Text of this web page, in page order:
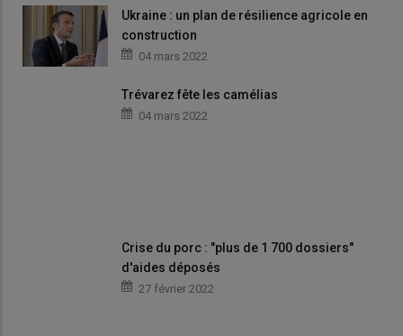
Ukraine : un plan de résilience agricole en
construction
04 mars 2022
Trévarez fête les camélias
04 mars 2022
Crise du porc : "plus de 1 700 dossiers"
d'aides déposés
27 février 2022